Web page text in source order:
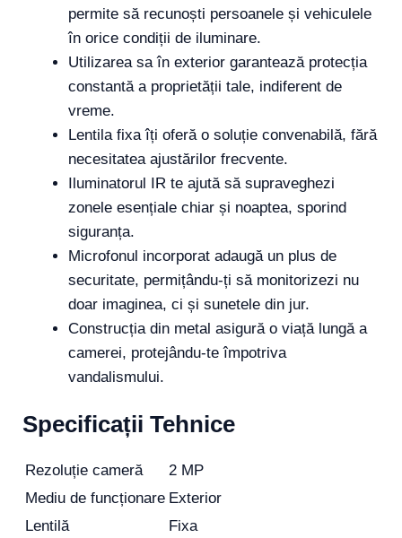
permite să recunoști persoanele și vehiculele
în orice condiții de iluminare.
Utilizarea sa în exterior garantează protecția
constantă a proprietății tale, indiferent de
vreme.
Lentila fixa îți oferă o soluție convenabilă, fără
necesitatea ajustărilor frecvente.
Iluminatorul IR te ajută să supraveghezi
zonele esențiale chiar și noaptea, sporind
siguranța.
Microfonul incorporat adaugă un plus de
securitate, permițându-ți să monitorizezi nu
doar imaginea, ci și sunetele din jur.
Construcția din metal asigură o viață lungă a
camerei, protejându-te împotriva
vandalismului.
Specificații Tehnice
Rezoluție cameră
2 MP
Mediu de funcționare Exterior
Lentilă
Fixa